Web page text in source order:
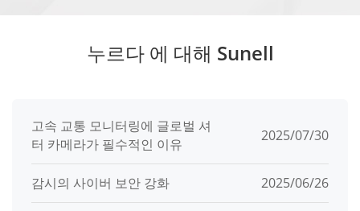
누르다 에 대해 Sunell
고속 교통 모니터링에 글로벌 셔
터 카메라가 필수적인 이유
2025/07/30
감시의 사이버 보안 강화 2025/06/26